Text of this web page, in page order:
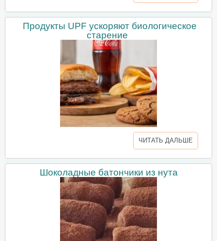
Продукты UPF ускоряют биологическое
старение
ЧИТАТЬ ДАЛЬШЕ
Шоколадные батончики из нута